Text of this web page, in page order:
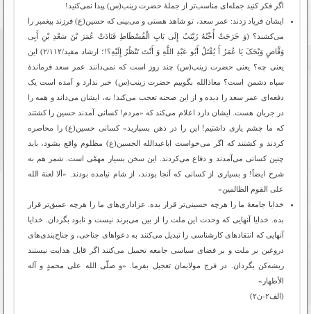
اگر فکر کنید جمله‌ای مناسب‌تر از جملۀ حضرت زینب(س) پیدا نمی‌کنید!
ایشان فریاد زدند: عمر سعد، تو شاهد هستی و می‌بینی که حسین(ع) فرزند پیغمبر را
می‌کشند؟ (وَ خَرَجَتْ أُخْتُهُ زَیْنَبُ إِلَى بَابِ الْفُسْطَاطِ فَنَادَتْ عُمَرَ بْنَ سَعْدِ بْنِ أَبِی
وَقَّاصٍ وَیْحَکَ یَا عُمَرُ أَ یُقْتَلُ أَبُو عَبْدِ اللَّهِ وَ أَنْتَ تَنْظُرُ إِلَیْهِ؟!؛ ارشاد مفید/۲/۱۱۲) این
یعنی چه؟ یعنی حضرت زینب(س) چند روز است که نمی‌دانند عمر سعد فرماندۀ
سپاه دشمن است؟ معاذالله بگوییم حضرت زینب(س) خبر ندارد و آمده است یک
دفعه‌ای عمر سعد را دیده و از این صحنه تعجب می‌کند! نه، ایشان می‌داند و همه را
در جریان هست. ایشان دارد اعلام می‌کند که «مردم! کسانی آمدند حسین را کشتند
که ما چشم یاری داشتیم! این را در ذهن بسپارید» کسانی حسین(ع) را محاصره
کردند و کشتند که اگر می‌خواست اباعبدالله الحسین(ع) مظلوم واقع بشود، باید
چنین کسانی می‌آمدند و دفاع می‌کردند. این سخن بسیار مهمّی است. شمر هم به
شرح ایضاً! و بسیاری از کسانی که آنجا بودند، از شام نیامده بودند. «ألا لعنة الله
علی القوم الظالمین»
خدایا جامعۀ ما را هرچه حسینی‌تر قرار بده. عزاداری‌های ما را هرچه عمیق‌تر قرار
بده. خدایا آنهایی که وحدت این ملت را از بین می‌برند نیست و نابود بگردان. خدایا
آنهایی که انتقادهای کارشناسی را تبدیل می‌کنند به دعواهای جناحی، و جناح‌بندی‌های
دروغین بر ملت و بر فضای سیاسی جامعه تحمیل می‌کنند اگر قابل هدایت نیستند
ریشه‌کن بگردان. در فرج مولایمان تعجیل بفرما. «و صلّی الله علی محمدٍ و آله
الأطهار»
(الف۲-ن۲)